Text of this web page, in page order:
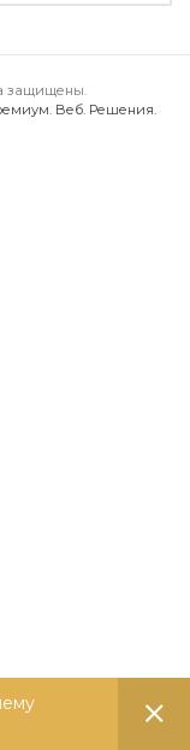
защищены.
Веб. Решения.